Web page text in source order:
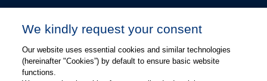
kevin.chang@thieme.com
We kindly request your consent
Our website uses essential cookies and similar technologies
(hereinafter "Cookies”) by default to ensure basic website
functions.